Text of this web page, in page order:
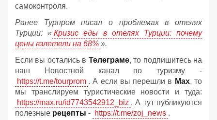
самоконтроля.
Ранее Турпром писал о проблемах в отелях
Турции: « Кризис еды в отелях Турции: почему
цены взлетели на 68% ».
Если вы остались в Телеграме, то подпишитесь на
наш Новостной канал по туризму -
https://t.me/tourprom . А если вы перешли в Мах, то
мы транслируем туристические новости и туда:
https://max.ru/id7743542912_biz . А тут публикуются
полезные рецепты - https://t.me/zoj_news .